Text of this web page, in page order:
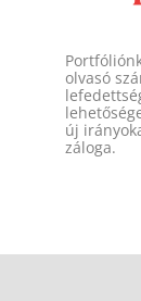
olvasó
új
záloga.